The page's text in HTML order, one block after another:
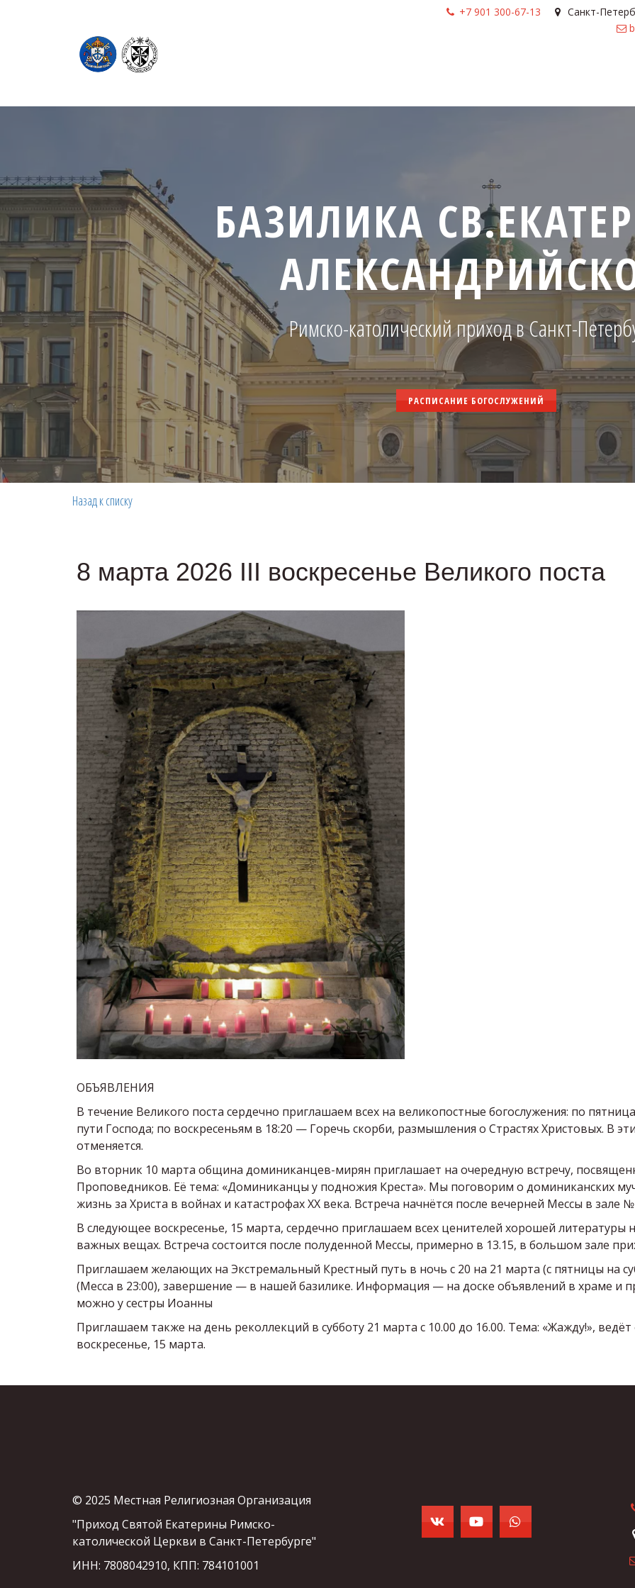
Санкт-
+7 901 300-67-13
БАЗИЛИКА
Римско-католический приход в Санкт-
РАСПИСАНИЕ БОГОСЛУЖЕНИЙ
Назад к списку
8 марта 2026 III воскресенье Великого поста
ОБЪЯВЛЕНИЯ
В течение Великого поста сердечно приглашаем всех на великопостные богослужения: по
пути Господа; по воскресеньям в 18:20 — Горечь скорби, размышления о Страстях Христовых. В
отменяется.
Во вторник 10 марта община доминиканцев-мирян приглашает на очередную встречу,
Проповедников. Её тема: «Доминиканцы у подножия Креста». Мы поговорим о доминиканских
жизнь за Христа в войнах и катастрофах XX века. Встреча начнётся после вечерней Мессы в зале
В следующее воскресенье, 15 марта, сердечно приглашаем всех ценителей хорошей литературы
важных вещах. Встреча состоится после полуденной Мессы, примерно в 13.15, в большом зале
Приглашаем желающих на Экстремальный Крестный путь в ночь с 20 на 21 марта (с пятницы на
(Месса в 23:00), завершение — в нашей базилике. Информация — на доске объявлений в храме и
можно у сестры Иоанны
Приглашаем также на день реколлекций в субботу 21 марта с 10.00 до 16.00. Тема: «Жажду!»,
воскресенье, 15 марта.
© 2025 Местная Религиозная Организация
"Приход Святой Екатерины Римско-
католической Церкви в Санкт-Петербурге"
ИНН: 7808042910, КПП: 784101001